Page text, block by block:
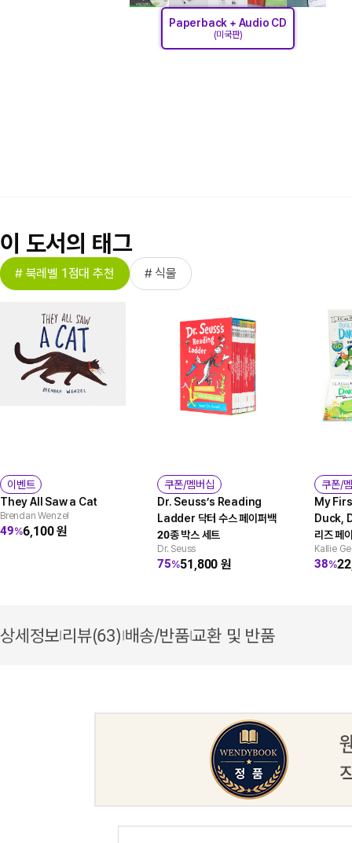
Paperback + Audio CD
(미국판)
이 도서의 태그
# 북레벨 1점대 추천 # 식물
이벤트
They All Saw a Cat
Brendan Wenzel
49%6,100원
쿠폰/멤버십
Dr. Seuss’s Reading
Ladder 닥터 수스 페이퍼백
20종 박스 세트
Dr. Seuss
75%51,800원
쿠폰/
My
Duck,
리즈 페
Kallie
38%
상세정보|리뷰(63)|배송/반품|교환 및 반품